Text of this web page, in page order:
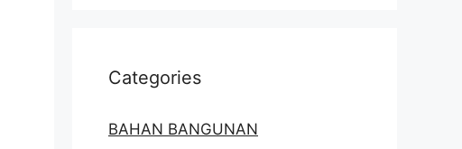
Categories
BAHAN BANGUNAN